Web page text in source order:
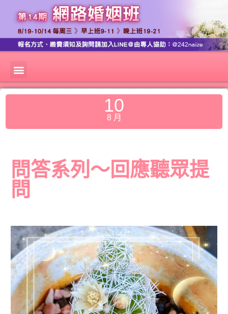
10
8 月
問答系列～回應聽眾提
問